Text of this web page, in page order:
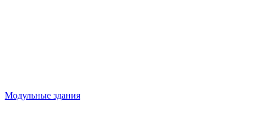
Модульные здания